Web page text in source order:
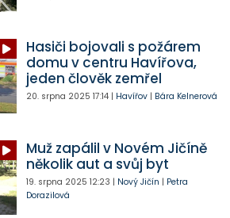
Hasiči bojovali s požárem
domu v centru Havířova,
jeden člověk zemřel
20. srpna 2025 17:14| Havířov| Bára Kelnerová
Muž zapálil v Novém Jičíně
několik aut a svůj byt
19. srpna 2025 12:23 | Nový Jičín | Petra
Dorazilová